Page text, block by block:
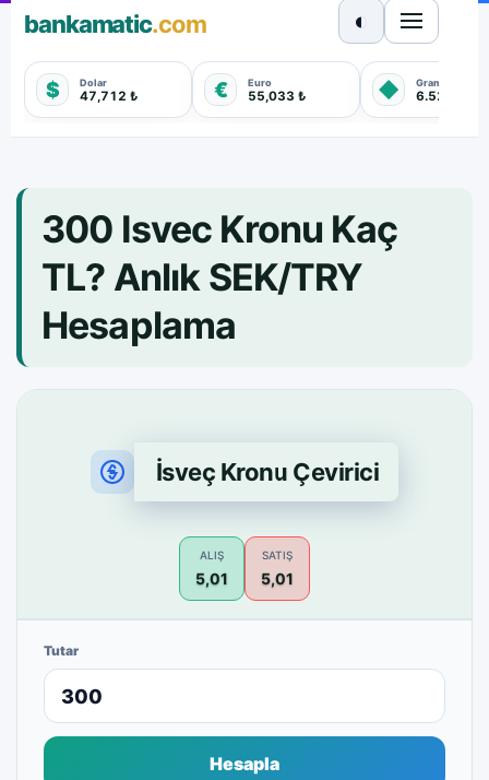
bankamatic.com
$ Dolar
47,712 ₺ € Euro
55,033 ₺ ◆ Gram Altın
6.528,920
◐
300 Isvec Kronu Kaç
TL? Anlık SEK/TRY
Hesaplama
İsveç Kronu Çevirici
ALIŞ
5,01
SATIŞ
5,01
Tutar
Hesapla